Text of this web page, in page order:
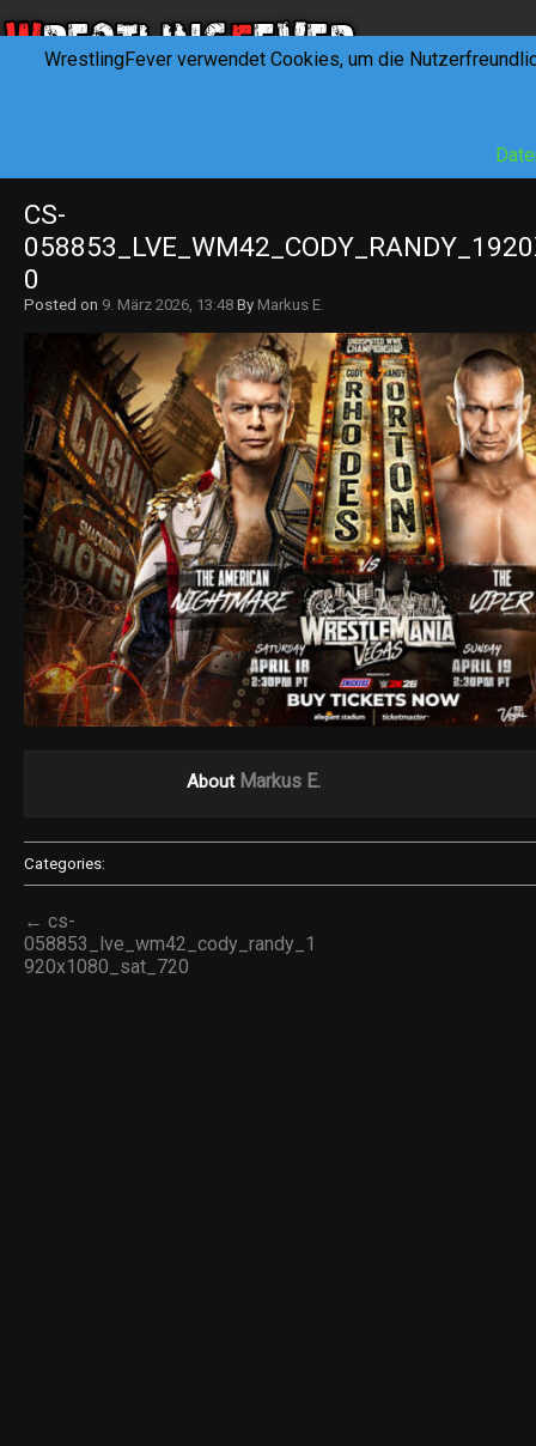
CS-
0
Posted on 9. März 2026, 13:48 By Markus E.
About Markus E.
Categories:
← cs-
058853_lve_wm42_cody_randy_1
920x1080_sat_720
WrestlingFever verwendet Cookies, um die